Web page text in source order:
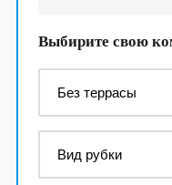
Выбирите свою